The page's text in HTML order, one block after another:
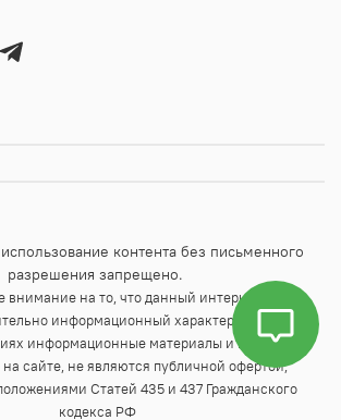
контента без письменного
разрешения запрещено.
на то, что данный интернет-сайт
информационный характер и ни при
информационные материалы и цены,
сайте, не являются публичной офертой,
Статей 435 и 437 Гражданского
кодекса РФ